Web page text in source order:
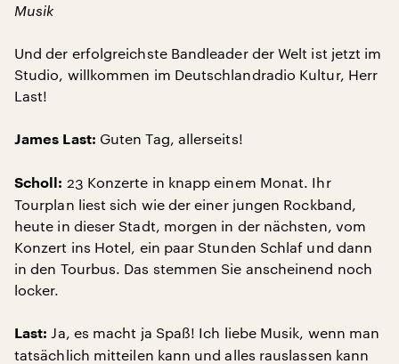
Musik
Und der erfolgreichste Bandleader der Welt ist jetzt im
Studio, willkommen im Deutschlandradio Kultur, Herr
Last!
James Last: Guten Tag, allerseits!
Scholl: 23 Konzerte in knapp einem Monat. Ihr
Tourplan liest sich wie der einer jungen Rockband,
heute in dieser Stadt, morgen in der nächsten, vom
Konzert ins Hotel, ein paar Stunden Schlaf und dann
in den Tourbus. Das stemmen Sie anscheinend noch
locker.
Last: Ja, es macht ja Spaß! Ich liebe Musik, wenn man
tatsächlich mitteilen kann und alles rauslassen kann